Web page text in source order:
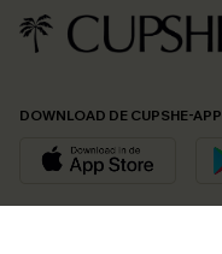
DOWNLOAD DE CUPSHE-APP